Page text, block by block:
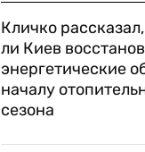
Кличко
ли Киев
энергетические
началу
сезона